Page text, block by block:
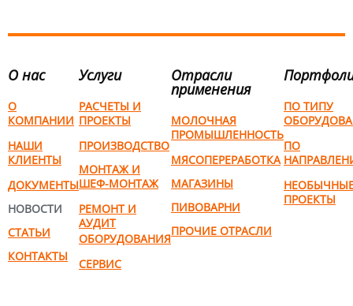
О нас
О
КОМПАНИИ
НАШИ
КЛИЕНТЫ
ДОКУМЕНТЫ
НОВОСТИ
СТАТЬИ
КОНТАКТЫ
Услуги
РАСЧЕТЫ И
ПРОЕКТЫ
ПРОИЗВОДСТВО
МОНТАЖ И
ШЕФ-МОНТАЖ
РЕМОНТ И
АУДИТ
ОБОРУДОВАНИЯ
СЕРВИС
Отрасли
применения
МОЛОЧНАЯ
ПРОМЫШЛЕННОСТЬ
МЯСОПЕРЕРАБОТКА
МАГАЗИНЫ
ПИВОВАРНИ
ПРОЧИЕ ОТРАСЛИ
ПО ТИПУ
ПО
ПРОЕКТЫ